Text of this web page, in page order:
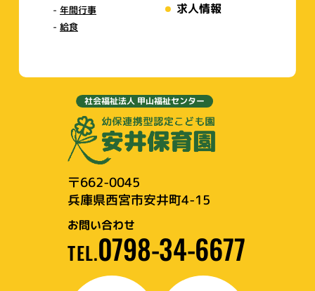
年間行事
給食
求人情報
社会福祉法人 甲山福祉センター
〒662-0045
兵庫県西宮市安井町4-15
お問い合わせ
TEL.0798-34-6677